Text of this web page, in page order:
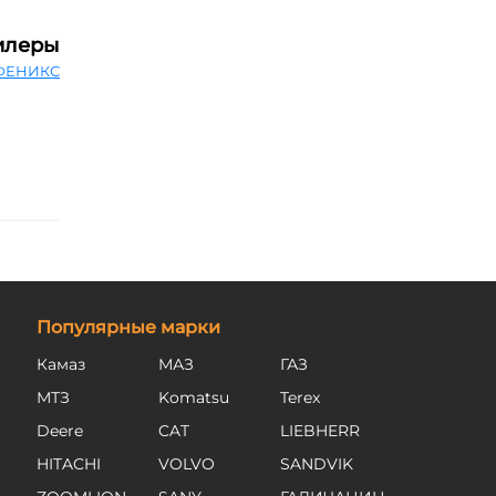
Популярные марки
Камаз МАЗ
ГАЗ
МТЗ
Komatsu
Terex
Deere
CAT
LIEBHERR
HITACHI
VOLVO
SANDVIK